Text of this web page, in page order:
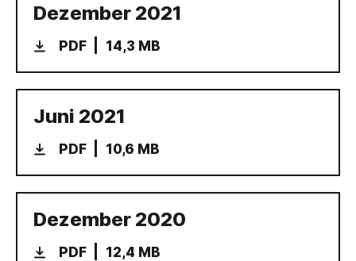
Dezember 2021
PDF 14,3 MB
Juni 2021
PDF 10,6 MB
Dezember 2020
PDF 12,4 MB